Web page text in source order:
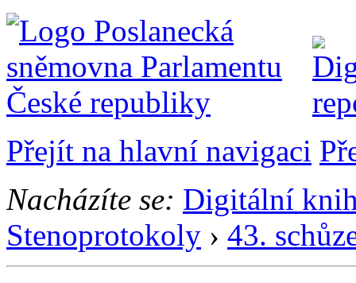
Přejít na hlavní navigaci
Nacházíte se: Digitální
Stenoprotokoly › 43.